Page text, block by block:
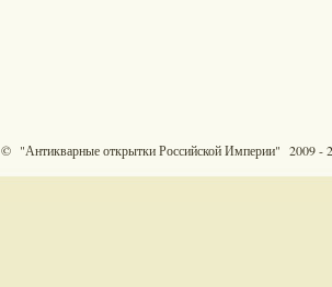
© "Антикварные открытки Российской Империи" 2009 -